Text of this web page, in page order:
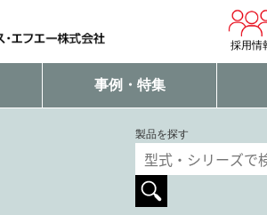
採用情
事例・特集
製品を探す